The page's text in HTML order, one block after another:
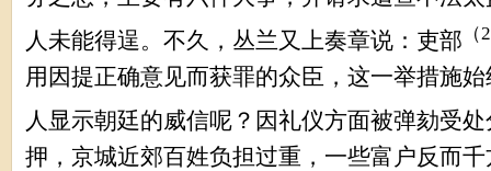
人未能得逞。不久，丛兰又上奏章说：吏部 （2
用因提正确意见而获罪的众臣，这一举措施
人显示朝廷的威信呢？因礼仪方面被弹劾受
押，京城近郊百姓负担过重，一些富户反而